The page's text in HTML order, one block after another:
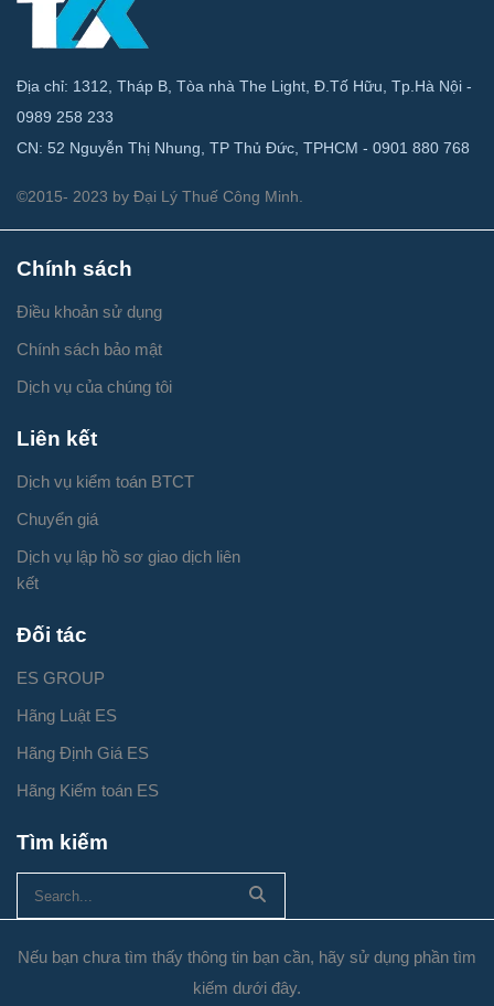
Địa chỉ: 1312, Tháp B, Tòa nhà The Light, Đ.Tố Hữu, Tp.Hà Nội -
0989 258 233
CN: 52 Nguyễn Thị Nhung, TP Thủ Đức, TPHCM - 0901 880 768
©2015- 2023 by Đại Lý Thuế Công Minh.
Chính sách
Điều khoản sử dụng
Chính sách bảo mật
Dịch vụ của chúng tôi
Liên kết
Dịch vụ kiểm toán BTCT
Chuyển giá
Dịch vụ lập hồ sơ giao dịch liên
kết
Đối tác
ES GROUP
Hãng Luật ES
Hãng Định Giá ES
Hãng Kiểm toán ES
Tìm kiếm
Nếu bạn chưa tìm thấy thông tin bạn cần, hãy sử dụng phần tìm
kiếm dưới đây.